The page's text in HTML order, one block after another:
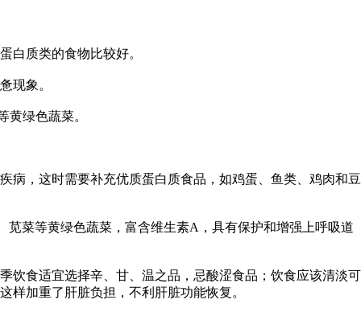
质类的食物比较好。
现象。
绿色蔬菜。
，这时需要补充优质蛋白质食品，如鸡蛋、鱼类、鸡肉和豆
菜等黄绿色蔬菜，富含维生素A，具有保护和增强上呼吸道
食适宜选择辛、甘、温之品，忌酸涩食品；饮食应该清淡可
加重了肝脏负担，不利肝脏功能恢复。